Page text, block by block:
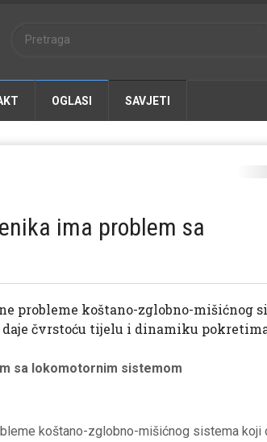
OGLASI SAVJETI
ima problem sa
probleme koštano-zglobno-mišićnog
daje čvrstoću tijelu i dinamiku
sa lokomotornim sistemom
koštano-zglobno-mišićnog sistema koji